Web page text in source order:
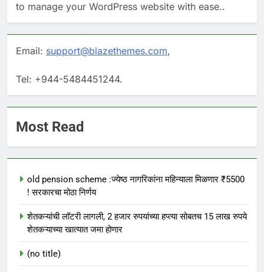
to manage your WordPress website with ease..
Email: support@blazethemes.com,
Tel: +944-5484451244.
Most Read
old pension scheme :ज्येष्ठ नागरिकांना महिन्याला मिळणार ₹5500
! सरकारचा मोठा निर्णय
शेतकऱ्यांची लॉटरी लागली, 2 हजार रुपयांच्या हप्त्या सोबतच 15 लाख रुपये
शेतकऱ्याच्या खात्यात जमा होणार
(no title)